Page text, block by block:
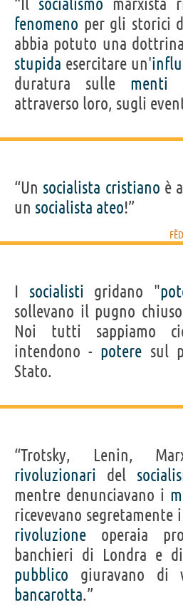
fenomeno per gli storici
abbia potuto una
stupida esercitare un'
duratura sulle menti
attraverso loro, sugli
“Un socialista cristiano è
un socialista ateo!”
I socialisti gridano "
sollevano il pugno
Noi tutti sappiamo
intendono - potere sul
Stato.
“Trotsky, Lenin,
rivoluzionari del
mentre denunciavano i
ricevevano segretamente i
rivoluzione operaia
banchieri di Londra e
pubblico giuravano di
bancarotta.”